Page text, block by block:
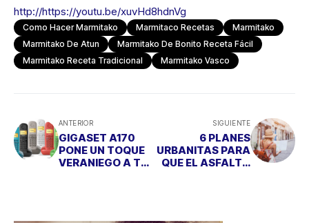
http://https://youtu.be/xuvHd8hdnVg
Como Hacer Marmitako Marmitaco Recetas
Marmitako
Marmitako De Atun
Marmitako De Bonito Receta Fácil
Marmitako Receta Tradicional
Marmitako Vasco
ANTERIOR
GIGASET A170
PONE UN TOQUE
VERANIEGO A TU
SIGUIENTE
6 PLANES
URBANITAS PARA
QUE EL ASFALTO